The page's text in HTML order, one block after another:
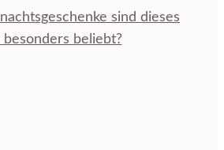
sind dieses
besonders beliebt?